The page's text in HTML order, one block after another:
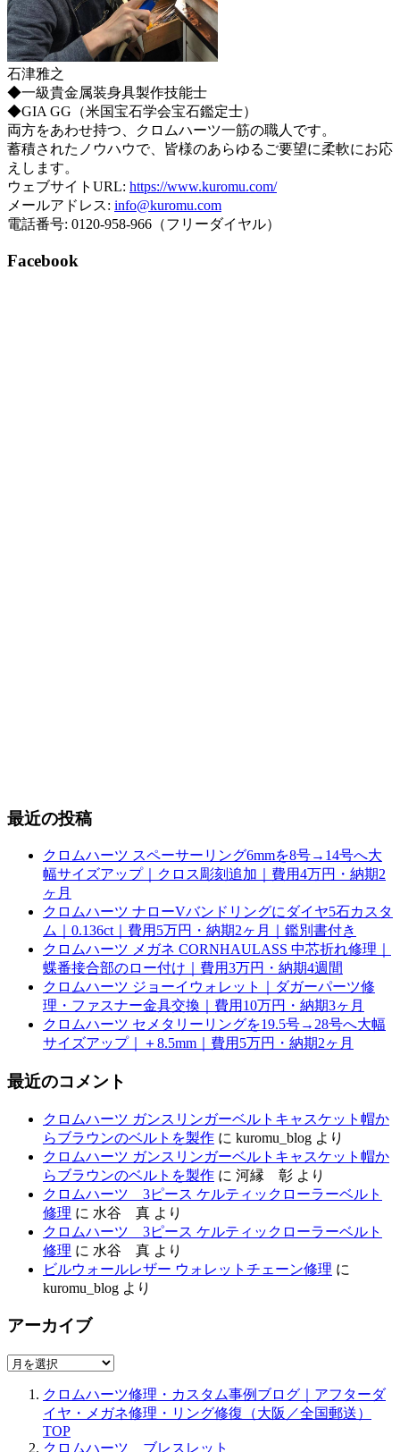
石津雅之
◆一級貴金属装身具製作技能士
◆GIA GG（米国宝石学会宝石鑑定士）
両方をあわせ持つ、クロムハーツ一筋の職人です。
蓄積されたノウハウで、皆様のあらゆるご要望に柔軟にお応
えします。
ウェブサイトURL: https://www.kuromu.com/
メールアドレス: info@kuromu.com
電話番号: 0120-958-966（フリーダイヤル）
Facebook
最近の投稿
クロムハーツ スペーサーリング6mmを8号→14号へ大
幅サイズアップ｜クロス彫刻追加｜費用4万円・納期2
ヶ月
クロムハーツ ナローVバンドリングにダイヤ5石カスタ
ム｜0.136ct｜費用5万円・納期2ヶ月｜鑑別書付き
クロムハーツ メガネ CORNHAULASS 中芯折れ修理｜
蝶番接合部のロー付け｜費用3万円・納期4週間
クロムハーツ ジョーイウォレット｜ダガーパーツ修
理・ファスナー金具交換｜費用10万円・納期3ヶ月
クロムハーツ セメタリーリングを19.5号→28号へ大幅
サイズアップ｜＋8.5mm｜費用5万円・納期2ヶ月
最近のコメント
クロムハーツ ガンスリンガーベルトキャスケット帽か
らブラウンのベルトを製作 に kuromu_blog より
クロムハーツ ガンスリンガーベルトキャスケット帽か
らブラウンのベルトを製作 に 河縁 彰 より
クロムハーツ 3ピース ケルティックローラーベルト
修理 に 水谷 真 より
クロムハーツ 3ピース ケルティックローラーベルト
修理 に 水谷 真 より
ビルウォールレザー ウォレットチェーン修理 に
kuromu_blog より
アーカイブ
ア
クロムハーツ修理・カスタム事例ブログ｜アフターダ
イヤ・メガネ修理・リング修復（大阪／全国郵送）
TOP
クロムハーツ ブレスレット